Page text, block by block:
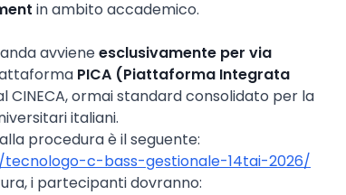
in ambito accademico.
avvieneesclusivamente per via
PICA (Piattaforma Integrata
CINECA, ormai standard consolidato per la
italiani.
procedura è il seguente:
c-bass-gestionale-14tai-2026/
i partecipanti dovranno: